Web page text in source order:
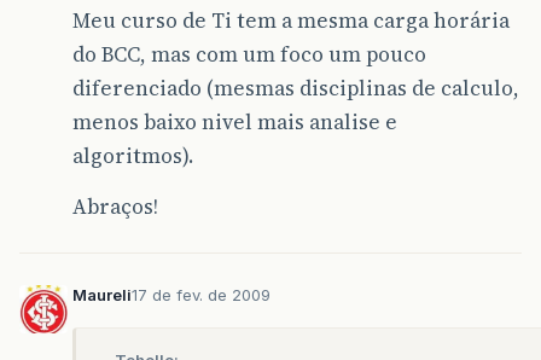
Meu curso de Ti tem a mesma carga horária
do BCC, mas com um foco um pouco
diferenciado (mesmas disciplinas de calculo,
menos baixo nivel mais analise e
algoritmos).
Abraços!
Maureli17 de fev. de 2009